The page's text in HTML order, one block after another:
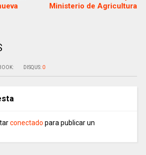
Ministerio de Agricultura
DISQUS: 0
conectado para publicar un